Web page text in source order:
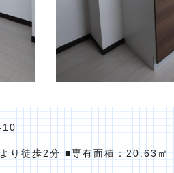
10
り徒歩2分 ■専有面積：20.63㎡